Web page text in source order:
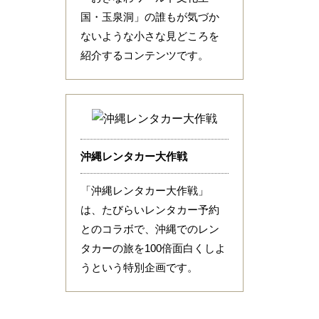
国・玉泉洞」の誰もが気づか
ないような小さな見どころを
紹介するコンテンツです。
沖縄レンタカー大作戦
「沖縄レンタカー大作戦」
は、たびらいレンタカー予約
とのコラボで、沖縄でのレン
タカーの旅を100倍面白くしよ
うという特別企画です。